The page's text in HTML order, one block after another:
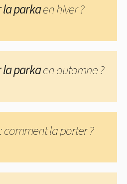
la parkaen hiver ?
la parkaen automne ?
comment la porter ?